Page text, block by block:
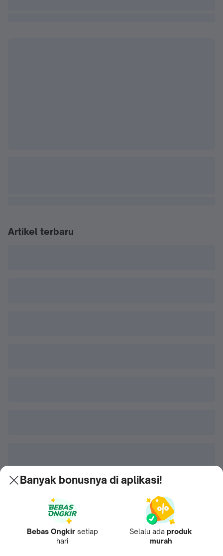
Artikel terbaru
Banyak bonusnya di aplikasi!
Bebas Ongkir setiap
hari
Selalu ada produk
murah